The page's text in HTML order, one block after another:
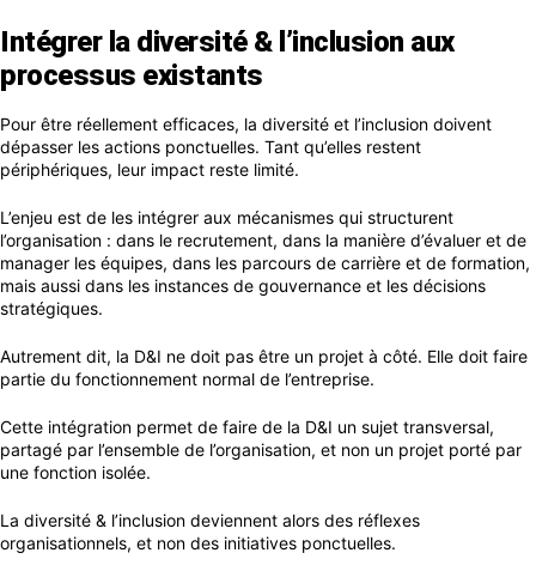
Intégrer la diversité & l’inclusion aux
processus existants
Pour être réellement efficaces, la diversité et l’inclusion doivent
dépasser les actions ponctuelles. Tant qu’elles restent
périphériques, leur impact reste limité.
L’enjeu est de les intégrer aux mécanismes qui structurent
l’organisation : dans le recrutement, dans la manière d’évaluer et de
manager les équipes, dans les parcours de carrière et de formation,
mais aussi dans les instances de gouvernance et les décisions
stratégiques.
Autrement dit, la D&I ne doit pas être un projet à côté. Elle doit faire
partie du fonctionnement normal de l’entreprise.
Cette intégration permet de faire de la D&I un sujet transversal,
partagé par l’ensemble de l’organisation, et non un projet porté par
une fonction isolée.
La diversité & l’inclusion deviennent alors des réflexes
organisationnels, et non des initiatives ponctuelles.